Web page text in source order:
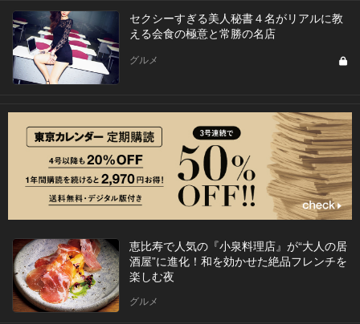
セクシーすぎる美人秘書４名がリアルに教
える会食の極意と常勝の名店
グルメ
恵比寿で人気の『小泉料理店』が“大人の居
酒屋”に進化！和を効かせた絶品フレンチを
楽しむ夜
グルメ